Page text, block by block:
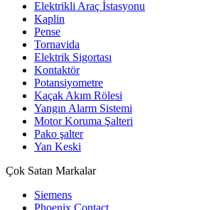
Elektrikli Araç İstasyonu
Kaplin
Pense
Tornavida
Elektrik Sigortası
Kontaktör
Potansiyometre
Kaçak Akım Rölesi
Yangın Alarm Sistemi
Motor Koruma Şalteri
Pako şalter
Yan Keski
Çok Satan Markalar
Siemens
Phoenix Contact